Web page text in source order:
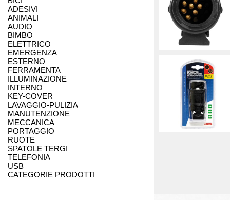
ADESIVI
ANIMALI
AUDIO
BIMBO
ELETTRICO
EMERGENZA
ESTERNO
FERRAMENTA
ILLUMINAZIONE
INTERNO
KEY-COVER
LAVAGGIO-PULIZIA
MANUTENZIONE
MECCANICA
PORTAGGIO
RUOTE
SPATOLE TERGI
TELEFONIA
USB
CATEGORIE PRODOTTI